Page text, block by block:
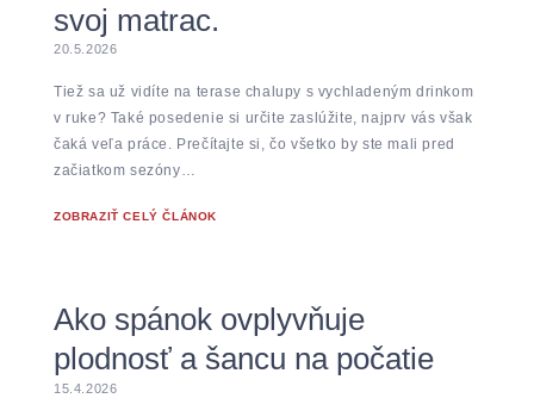
svoj matrac.
20.5.2026
Tiež sa už vidíte na terase chalupy s vychladeným drinkom
v ruke? Také posedenie si určite zaslúžite, najprv vás však
čaká veľa práce. Prečítajte si, čo všetko by ste mali pred
začiatkom sezóny…
ZOBRAZIŤ CELÝ ČLÁNOK
Ako spánok ovplyvňuje
plodnosť a šancu na počatie
15.4.2026